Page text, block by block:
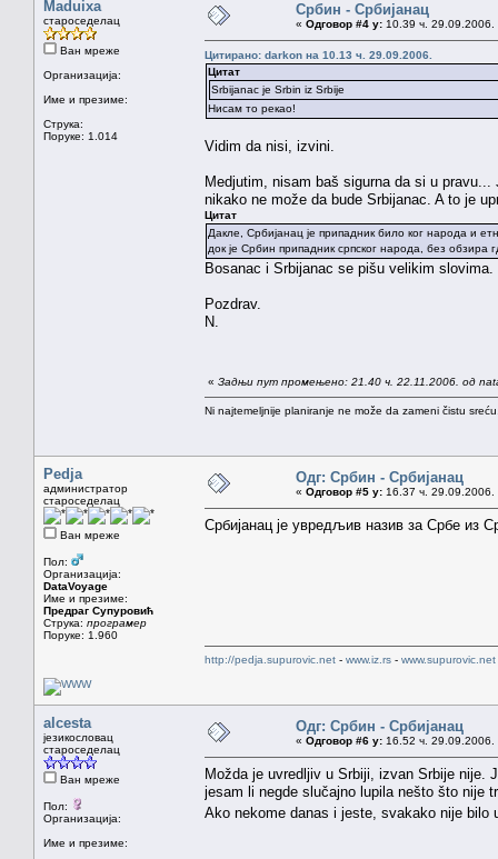
Maduixa
староседелац
Ван мреже
Организација:
Име и презиме:
Струка:
Поруке: 1.014
Србин - Србијанац
« Одговор #4 у: 10.39 ч. 29.09.2006.
Цитирано: darkon на 10.13 ч. 29.09.2006.
Цитат
Srbijanac je Srbin iz Srbije
Нисам то рекао!
Vidim da nisi, izvini.
Medjutim, nisam baš sigurna da si u
nikako ne može da bude Srbijanac. A to je
Цитат
Дакле, Србијанац је припадник било ког народа и
док је Србин припадник српског народа, без обзира
Bosanac i Srbijanac se pišu velikim slovima.
Pozdrav.
N.
« Задњи пут промењено: 21.40 ч. 22.11.2006. од
Ni najtemeljnije planiranje ne može da zameni čistu
Pedja
администратор
староседелац
Ван мреже
Пол:
Организација:
DataVoyage
Име и презиме:
Предраг Супуровић
Струка: програмер
Поруке: 1.960
Одг: Србин - Србијанац
« Одговор #5 у: 16.37 ч. 29.09.2006.
Србијанац је увредљив назив за Србе из
http://pedja.supurovic.net - www.iz.rs - www.supurovic.net
alcesta
језикословац
староседелац
Ван мреже
Пол:
Организација:
Име и презиме:
Одг: Србин - Србијанац
« Одговор #6 у: 16.52 ч. 29.09.2006.
Možda je uvredljiv u Srbiji, izvan Srbije nije.
jesam li negde slučajno lupila nešto što nije
Ako nekome danas i jeste, svakako nije